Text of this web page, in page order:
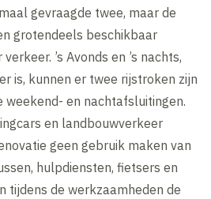
gevraagde twee, maar de
grotendeels beschikbaar
’s Avonds en ’s nachts,
is, kunnen er twee rijstroken zijn
weekend- en nachtafsluitingen.
en landbouwverkeer
geen gebruik maken van
hulpdiensten, fietsers en
tijdens de werkzaamheden de